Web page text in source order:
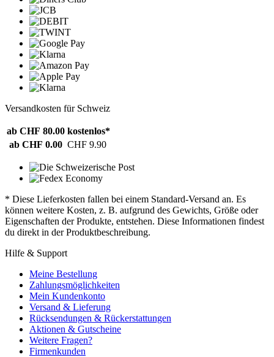
Versandkosten für Schweiz
ab CHF 80.00 kostenlos*
ab CHF 0.00 CHF 9.90
* Diese Lieferkosten fallen bei einem Standard-Versand an. Es
können weitere Kosten, z. B. aufgrund des Gewichts, Größe oder
Eigenschaften der Produkte, entstehen. Diese Informationen findest
du direkt in der Produktbeschreibung.
Hilfe & Support
Meine Bestellung
Zahlungsmöglichkeiten
Mein Kundenkonto
Versand & Lieferung
Rücksendungen & Rückerstattungen
Aktionen & Gutscheine
Weitere Fragen?
Firmenkunden